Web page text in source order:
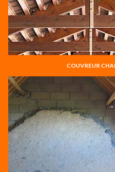
COUVREUR